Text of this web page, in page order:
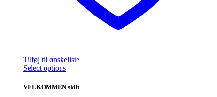
Tilføj til ønskeliste
Select optionsDette
har
VELKOMMEN skilt